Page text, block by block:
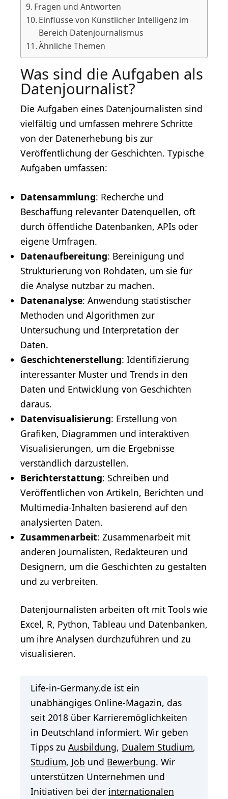
Fragen und Antworten
Einflüsse von Künstlicher Intelligenz im
Bereich Datenjournalismus
Ähnliche Themen
Was sind die Aufgaben als
Datenjournalist?
Die Aufgaben eines Datenjournalisten sind
vielfältig und umfassen mehrere Schritte
von der Datenerhebung bis zur
Veröffentlichung der Geschichten. Typische
Aufgaben umfassen:
Datensammlung: Recherche und
Beschaffung relevanter Datenquellen, oft
durch öffentliche Datenbanken, APIs oder
eigene Umfragen.
Datenaufbereitung: Bereinigung und
Strukturierung von Rohdaten, um sie für
die Analyse nutzbar zu machen.
Datenanalyse: Anwendung statistischer
Methoden und Algorithmen zur
Untersuchung und Interpretation der
Daten.
Geschichtenerstellung: Identifizierung
interessanter Muster und Trends in den
Daten und Entwicklung von Geschichten
daraus.
Datenvisualisierung: Erstellung von
Grafiken, Diagrammen und interaktiven
Visualisierungen, um die Ergebnisse
verständlich darzustellen.
Berichterstattung: Schreiben und
Veröffentlichen von Artikeln, Berichten und
Multimedia-Inhalten basierend auf den
analysierten Daten.
Zusammenarbeit: Zusammenarbeit mit
anderen Journalisten, Redakteuren und
Designern, um die Geschichten zu gestalten
und zu verbreiten.
Datenjournalisten arbeiten oft mit Tools wie
Excel, R, Python, Tableau und Datenbanken,
um ihre Analysen durchzuführen und zu
visualisieren.
Life-in-Germany.de ist ein
unabhängiges Online-Magazin, das
seit 2018 über Karrieremöglichkeiten
in Deutschland informiert. Wir geben
Tipps zu Ausbildung, Dualem Studium,
Studium, Job und Bewerbung. Wir
unterstützen Unternehmen und
Initiativen bei der internationalen